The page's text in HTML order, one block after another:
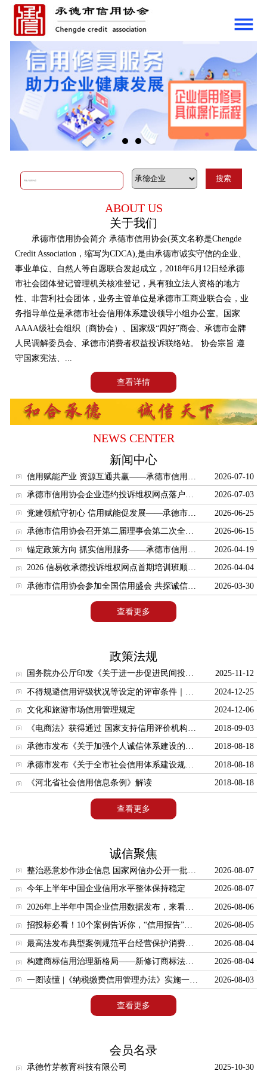
网站首页
关于我们
协会章程
组织结构
资质荣誉
协会动态
通知公告
政策法规
政策导向
政策解读
国家法规
地方法规
诚信聚焦
信用百科
信用知识
企业风采
企业巡礼
服务机构
法律事务
风险评估
信用服务机构
会员服务
第一届会员名录
信用服务
融资服务
供求信息
第二届会员名录
咨询解答
咨询服务
下载中心
协会文件
表格下载
信用修复下载
党建工作
信用讲堂
信用研究
企业征信
信用评级
保理
商帐管理
信用担保
信用保险
ABOUT US
关于我们
承德市信用协会简介 承德市信用协会(英文名称是Chengde
Credit Association，缩写为CDCA),是由承德市诚实守信的企业、
事业单位、自然人等自愿联合发起成立，2018年6月12日经承德
市社会团体登记管理机关核准登记，具有独立法人资格的地方
性、非营利社会团体，业务主管单位是承德市工商业联合会，业
务指导单位是承德市社会信用体系建设领导小组办公室。国家
AAAA级社会组织（商协会）、国家级“四好”商会、承德市金牌
人民调解委员会、承德市消费者权益投诉联络站。 协会宗旨 遵
守国家宪法、...
查看详情
NEWS CENTER
新闻中心
2026-07-10
承德市信用协会企业违约投诉维权网点落户兴隆郑氏砂艺 2026-07-03
党建领航守初心 信用赋能促发展——承德市信用协会联合企业党支部开展建党105周年七一主题党日活动 2026-06-25
承德市信用协会召开第二届理事会第二次全体会议暨2026年会长工作会议 2026-06-15
2026-04-19
2026 信易收承德投诉维权网点首期培训班顺利开班 赋能企业账款清收与信用建设 2026-04-04
承德市信用协会参加全国信用盛会 共探诚信发展新路径 2026-03-30
查看更多
政策法规
国务院办公厅印发《关于进一步促进民间投资发展的若干措施》的通知 2025-11-12
2024-12-25
文化和旅游市场信用管理规定 2024-12-06
2018-09-03
承德市发布《关于加强个人诚信体系建设的实施意见》 2018-08-18
承德市发布《关于全市社会信用体系建设规划（2016-2020）的实施意见》 2018-08-18
《河北省社会信用信息条例》解读 2018-08-18
查看更多
诚信聚焦
整治恶意炒作涉企信息 国家网信办公开一批典型案例 2026-08-07
今年上半年中国企业信用水平整体保持稳定 2026-08-07
2026年上半年中国企业信用数据发布，来看看哪些行业排名靠前 2026-08-06
招投标必看！10个案例告诉你，“信用报告”有多重要？ 2026-08-05
最高法发布典型案例规范平台经营保护消费者合法权益 2026-08-04
构建商标信用治理新格局——新修订商标法守信激励与失信惩戒制度解析 2026-08-04
一图读懂 |《纳税缴费信用管理办法》实施一周年！这些变化与您息息相关 2026-08-03
查看更多
会员名录
承德竹芽教育科技有限公司 2025-10-30